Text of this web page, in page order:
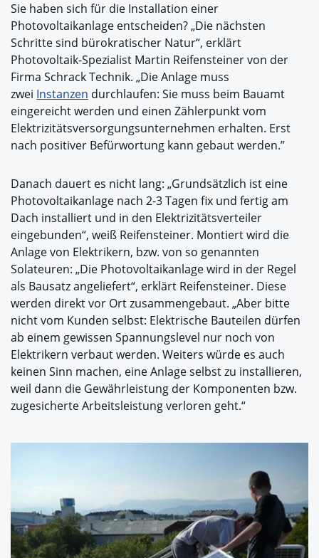
Sie haben sich für die Installation einer
Photovoltaikanlage entscheiden? „Die nächsten
Schritte sind bürokratischer Natur“, erklärt
Photovoltaik-Spezialist Martin Reifensteiner von der
Firma Schrack Technik. „Die Anlage muss
zwei Instanzen durchlaufen: Sie muss beim Bauamt
eingereicht werden und einen Zählerpunkt vom
Elektrizitätsversorgungsunternehmen erhalten. Erst
nach positiver Befürwortung kann gebaut werden.”
Danach dauert es nicht lang: „Grundsätzlich ist eine
Photovoltaikanlage nach 2-3 Tagen fix und fertig am
Dach installiert und in den Elektrizitätsverteiler
eingebunden“, weiß Reifensteiner. Montiert wird die
Anlage von Elektrikern, bzw. von so genannten
Solateuren: „Die Photovoltaikanlage wird in der Regel
als Bausatz angeliefert“, erklärt Reifensteiner. Diese
werden direkt vor Ort zusammengebaut. „Aber bitte
nicht vom Kunden selbst: Elektrische Bauteilen dürfen
ab einem gewissen Spannungslevel nur noch von
Elektrikern verbaut werden. Weiters würde es auch
keinen Sinn machen, eine Anlage selbst zu installieren,
weil dann die Gewährleistung der Komponenten bzw.
zugesicherte Arbeitsleistung verloren geht.“